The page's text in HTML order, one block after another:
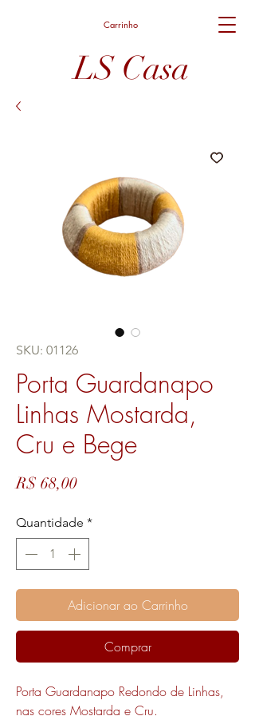
Carrinho
LS Casa
SKU: 01126
Porta Guardanapo
Linhas Mostarda,
Cru e Bege
R$ 68,00Preço
Quantidade *
Adicionar ao Carrinho
Comprar
Porta Guardanapo Redondo de Linhas,
nas cores Mostarda e Cru.